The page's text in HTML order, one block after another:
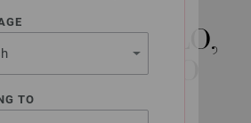
TO
JAKKE
ALPACA PELO,
& ORSETTO